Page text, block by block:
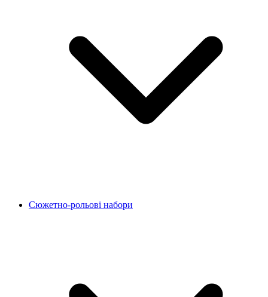
Сюжетно-рольові набори